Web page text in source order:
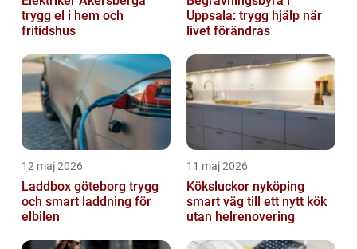
trygg el i hem och
fritidshus
Uppsala: trygg hjälp när
livet förändras
12 maj 2026
Laddbox göteborg trygg
och smart laddning för
elbilen
11 maj 2026
Köksluckor nyköping
smart väg till ett nytt kök
utan helrenovering